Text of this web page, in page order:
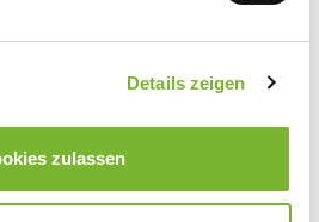
Details zeigen
zulassen
Sie sich bitte direkt an den jeweiligen